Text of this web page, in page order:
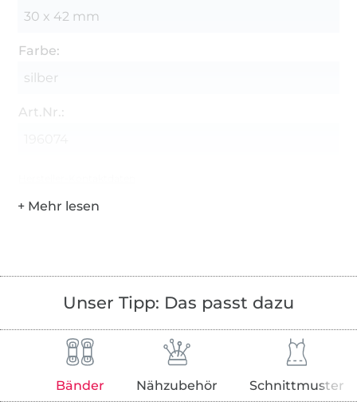
30 x 42 mm
Farbe:
silber
Art.Nr.:
Unser Tipp: Das passt dazu
Bänder Nähzubehör Schnittmuster